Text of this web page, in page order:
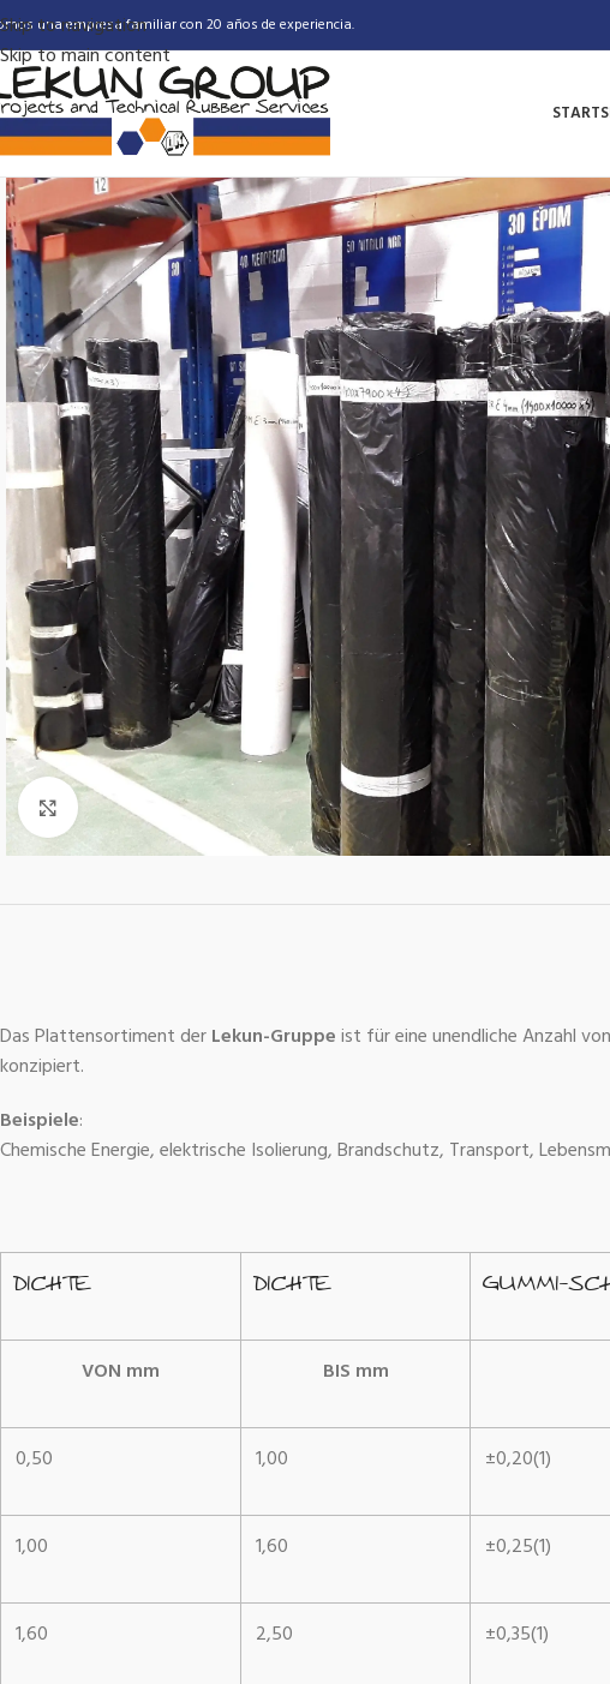
Skip to navigation
Skip to main content
una empresa familiar con 20 años de experiencia.
Click to enlarge
Das Plattensortiment derLekun-Gruppeist für eine unendliche Anzahl
konzipiert.
Beispiele:
Chemische Energie, elektrische Isolierung, Brandschutz, Transport,
DICHTE DICHTE GUMMI-
VON mm BIS mm
0,50 1,00 ±0,20(1)
1,00 1,60 ±0,25(1)
1,60 2,50 ±0,35(1)